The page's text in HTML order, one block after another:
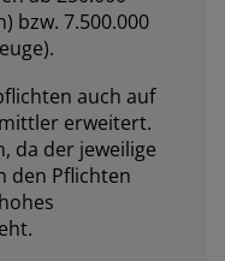
bzw. 7.500.000
auch auf
erweitert.
da der jeweilige
den Pflichten